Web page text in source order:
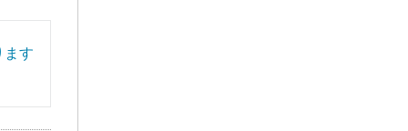
ます